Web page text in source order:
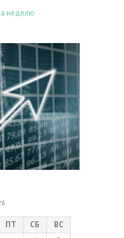
неделю
ПТ СБ
ВС